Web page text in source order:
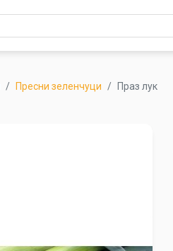
Пресни зеленчуци Праз лук